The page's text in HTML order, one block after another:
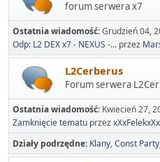
forum serwera x7
Ostatnia wiadomość:Grudzień 04,
Odp: L2 DEX x7 - NEXUS -... przez
L2Cerberus
Forum serwera
Ostatnia wiadomość: Kwiecień 27,
Zamknięcie tematu przezxXxFelekxXx
Działy podrzędne Klany Const Party